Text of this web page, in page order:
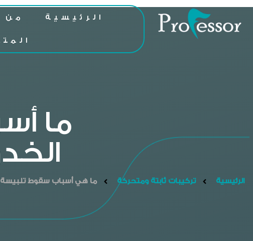
الرئيسية من
ما
الرئيسية تركيبات ثابتة ومتحركة ما هي أسباب سقوط تلبيسة